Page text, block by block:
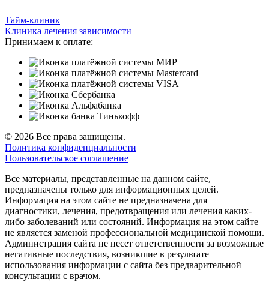
Тайм-клиник
Клиника лечения зависимости
Принимаем к оплате:
© 2026 Все права защищены.
Политика конфиденциальности
Пользовательское соглашение
Все материалы, представленные на данном сайте,
предназначены только для информационных целей.
Информация на этом сайте не предназначена для
диагностики, лечения, предотвращения или лечения каких-
либо заболеваний или состояний. Информация на этом сайте
не является заменой профессиональной медицинской помощи.
Администрация сайта не несет ответственности за возможные
негативные последствия, возникшие в результате
использования информации с сайта без предварительной
консультации с врачом.